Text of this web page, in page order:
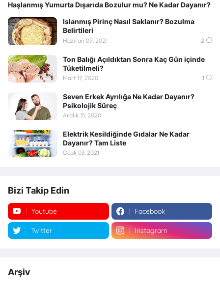
Haşlanmış Yumurta Dışarıda Bozulur mu? Ne Kadar Dayanır?
Islanmış Pirinç Nasıl Saklanır? Bozulma
Belirtileri
Haziran 09, 2021 2
Ton Balığı Açıldıktan Sonra Kaç Gün içinde
Tüketilmeli?
Mart 17, 2020 1
Seven Erkek Ayrılığa Ne Kadar Dayanır?
Psikolojik Süreç
Aralık 31, 2020
Elektrik Kesildiğinde Gıdalar Ne Kadar
Dayanır? Tam Liste
Ocak 03, 2021
Bizi Takip Edin
Youtube Facebook
Twitter Instagram
Arşiv